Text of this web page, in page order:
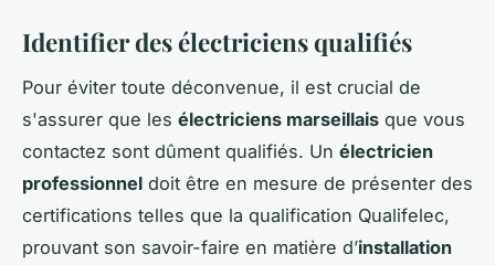
Identifier des électriciens qualifiés
Pour éviter toute déconvenue, il est crucial de
s'assurer que les électriciens marseillais que vous
contactez sont dûment qualifiés. Un électricien
professionnel doit être en mesure de présenter des
certifications telles que la qualification Qualifelec,
prouvant son savoir-faire en matière d’installation